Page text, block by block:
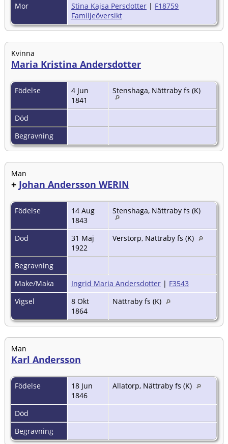
Mor
Stina Kajsa Persdotter | F18759
Familjeöversikt
Kvinna
Maria Kristina Andersdotter
Födelse
4 Jun
1841
Stenshaga, Nättraby fs (K)
Död
Begravning
Man
+ Johan Andersson WERIN
Födelse
14 Aug
1843
Stenshaga, Nättraby fs (K)
Död
31 Maj
1922
Verstorp, Nättraby fs (K)
Begravning
Make/Maka
Ingrid Maria Andersdotter | F3543
Vigsel
8 Okt
1864
Nättraby fs (K)
Man
Karl Andersson
Födelse
18 Jun
1846
Allatorp, Nättraby fs (K)
Död
Begravning